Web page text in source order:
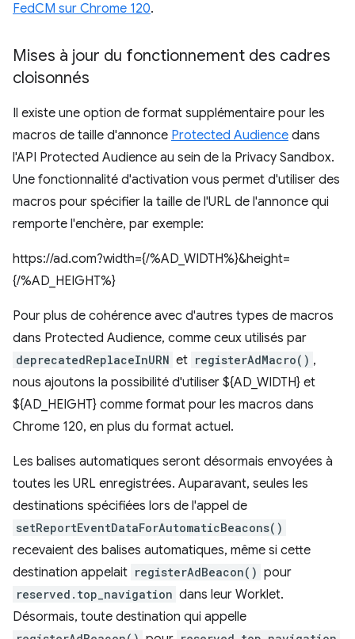
FedCM sur Chrome 120.
Mises à jour du fonctionnement des cadres
cloisonnés
Il existe une option de format supplémentaire pour les
macros de taille d'annonce Protected Audience dans
l'API Protected Audience au sein de la Privacy Sandbox.
Une fonctionnalité d'activation vous permet d'utiliser des
macros pour spécifier la taille de l'URL de l'annonce qui
remporte l'enchère, par exemple:
https://ad.com?width={/%AD_WIDTH%}&height=
{/%AD_HEIGHT%}
Pour plus de cohérence avec d'autres types de macros
dans Protected Audience, comme ceux utilisés par
deprecatedReplaceInURN et registerAdMacro() ,
nous ajoutons la possibilité d'utiliser ${AD_WIDTH} et
${AD_HEIGHT} comme format pour les macros dans
Chrome 120, en plus du format actuel.
Les balises automatiques seront désormais envoyées à
toutes les URL enregistrées. Auparavant, seules les
destinations spécifiées lors de l'appel de
setReportEventDataForAutomaticBeacons()
recevaient des balises automatiques, même si cette
destination appelait registerAdBeacon() pour
reserved.top_navigation dans leur Worklet.
Désormais, toute destination qui appelle